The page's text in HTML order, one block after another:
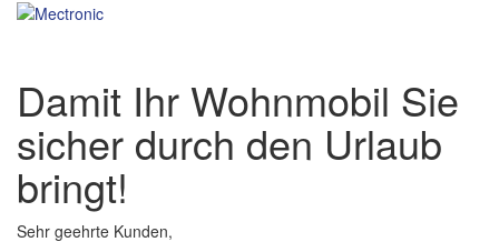
Damit Ihr Wohnmobil Sie
sicher durch den Urlaub
bringt!
Sehr geehrte Kunden,